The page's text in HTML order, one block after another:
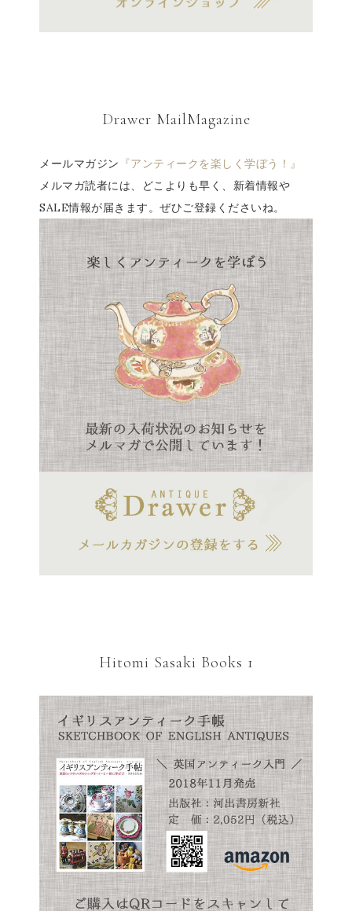
Drawer MailMagazine
メールマガジン 『アンティークを楽しく学ぼう！』
メルマガ読者には、どこよりも早く、新着情報や
SALE情報が届きます。ぜひご登録くださいね。
Hitomi Sasaki Books 1